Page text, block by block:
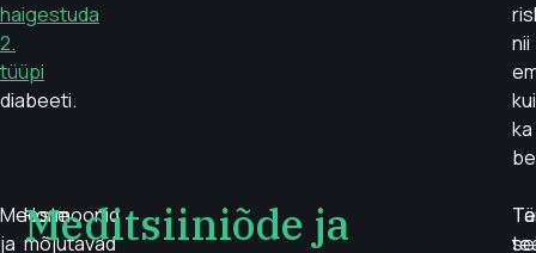
haigestuda
2.
tüüpi
diabeeti.
nii
kui
ka
Meeste
ja
Hormoonid
mõjutavad
Meditsiiniõde ja